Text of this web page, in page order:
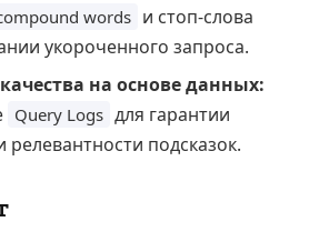
words и стоп-слова
укороченного запроса.
на основе данных:
Query Logs для гарантии
релевантности подсказок.